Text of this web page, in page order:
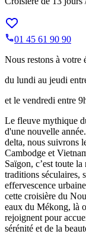
01 45 61 90 90
Nous restons à votre
du lundi au jeudi
et le vendredi entre
Le fleuve mythique
d'une nouvelle
delta, nous suivrons
Cambodge et
Saïgon, c’est toute
traditions séculaires,
effervescence
cette croisière du
eaux du Mékong, là
rejoignent pour
sérénité et de la